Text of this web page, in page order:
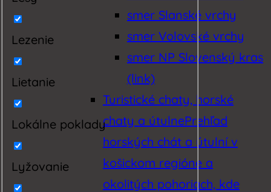
Lezenie
Lietanie
Lokálne poklady
Lyžovanie
smer Slanské vrchy
smer Volovské vrchy
smer NP Slovenský kras
(link)
Turistické chaty, horské
chaty a útulnePrehľad
horských chát a útulní v
košickom regióne a
okolitých pohoriach, kde